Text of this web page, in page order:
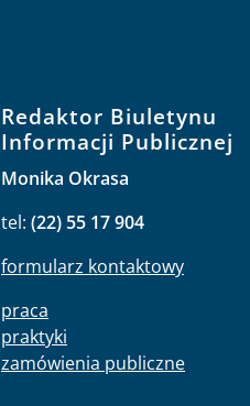
Redaktor Biuletynu
Informacji Publicznej
Monika Okrasa
tel: (22) 55 17 904
formularz kontaktowy
praca
praktyki
zamówienia publiczne